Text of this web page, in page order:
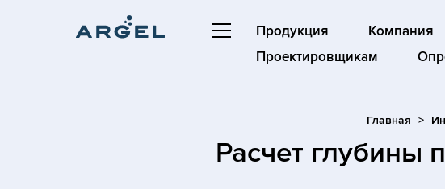
Продукция Компания
Проектировщикам
Главная
Расчет глубины